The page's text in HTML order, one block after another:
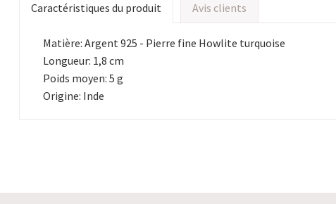
Caractéristiques du produit Avis clients
Matière: Argent 925 - Pierre fine Howlite turquoise
Longueur: 1,8 cm
Poids moyen: 5 g
Origine: Inde